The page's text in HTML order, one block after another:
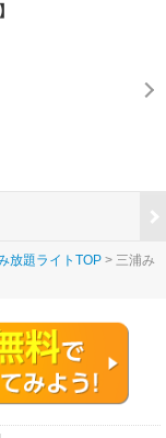
放題ライトTOP
三浦み